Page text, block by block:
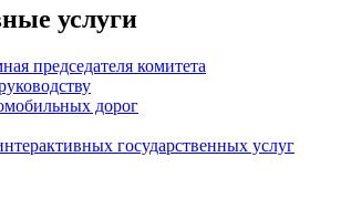
услуги
председателя комитета
дорог